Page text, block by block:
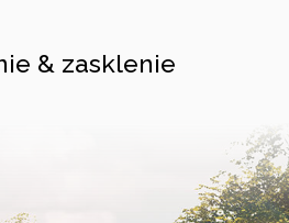
& zasklenie